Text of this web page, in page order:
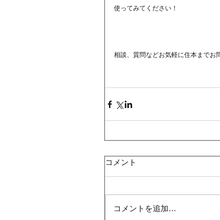
使ってみてください！
相談、質問などお気軽に住本までお
コメント
コメントを追加…